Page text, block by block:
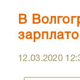
В
12.03.2020